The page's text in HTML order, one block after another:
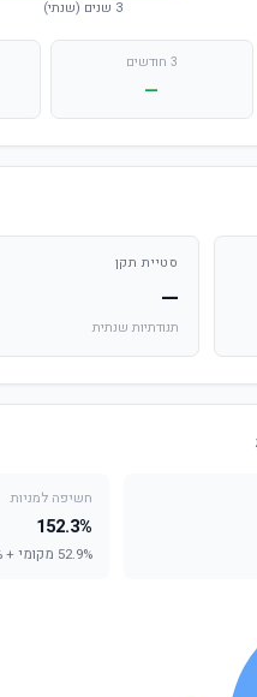
3 חודשים
—
סטיית תקן
—
תנודתיות שנתית
חשיפה למניות
152.3%
52.9% מקומי + 99.4% חו"ל